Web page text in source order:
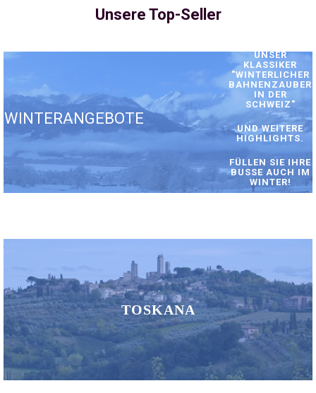
Unsere Top-Seller
WINTERANGEBOTE
UNSER
KLASSIKER
"WINTERLICHER
BAHNENZAUBER
IN DER
SCHWEIZ"
UND WEITERE
HIGHLIGHTS.
FÜLLEN SIE IHRE
BUSSE AUCH IM
WINTER!
TOSKANA